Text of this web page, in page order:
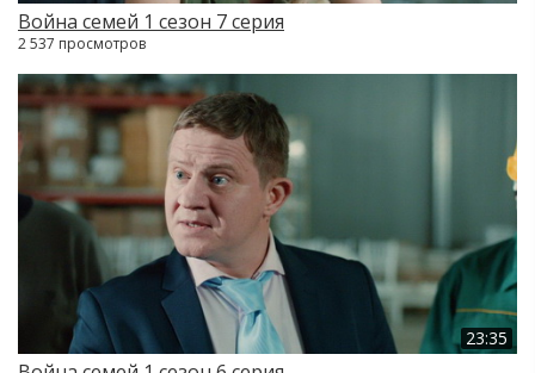
Война семей 1 сезон 7 серия
2 537 просмотров
23:35